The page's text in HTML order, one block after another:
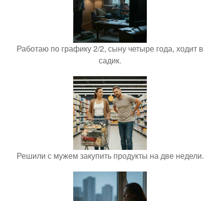
Работаю по графику 2/2, сыну четыре года, ходит в
садик.
Решили с мужем закупить продукты на две недели.